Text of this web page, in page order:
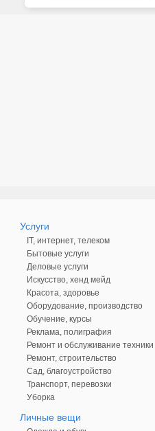
Услуги
IT, интернет, телеком
Бытовые услуги
Деловые услуги
Искусство, хенд мейд
Красота, здоровье
Оборудование, производство
Обучение, курсы
Реклама, полиграфия
Ремонт и обслуживание техники
Ремонт, строительство
Сад, благоустройство
Транспорт, перевозки
Уборка
Личные вещи